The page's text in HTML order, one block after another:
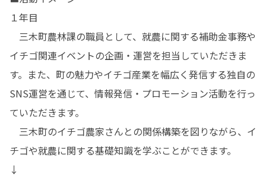
１年目
三木町農林課の職員として、就農に関する補助金事務や
イチゴ関連イベントの企画・運営を担当していただきま
す。また、町の魅力やイチゴ産業を幅広く発信する独自の
SNS運営を通じて、情報発信・プロモーション活動を行っ
ていただきます。
三木町のイチゴ農家さんとの関係構築を図りながら、イ
チゴや就農に関する基礎知識を学ぶことができます。
↓